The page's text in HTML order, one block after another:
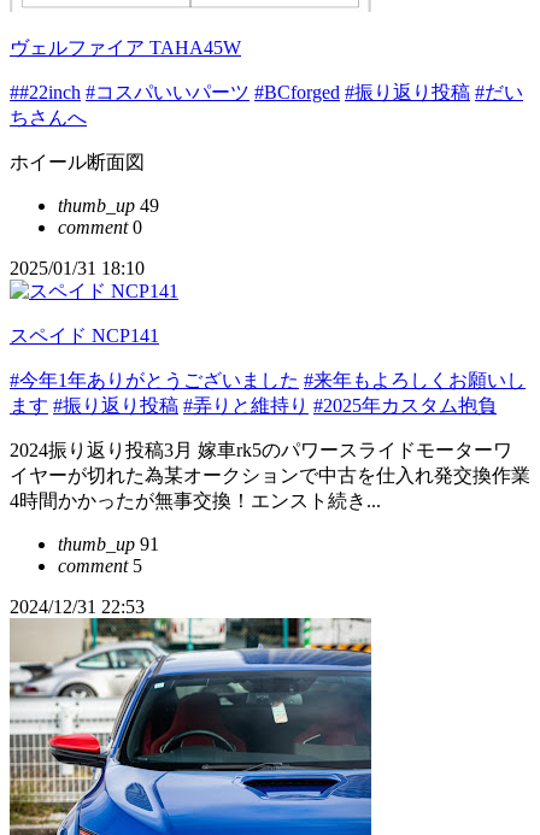
ヴェルファイア TAHA45W
##22inch #コスパいいパーツ #BCforged #振り返り投稿 #だい
ちさんへ
ホイール断面図
thumb_up 49
comment0
2025/01/31 18:10
スペイド NCP141
#今年1年ありがとうございました #来年もよろしくお願いし
ます #振り返り投稿 #弄りと維持り #2025年カスタム抱負
2024振り返り投稿3月 嫁車rk5のパワースライドモーターワ
イヤーが切れた為某オークションで中古を仕入れ発交換作業
4時間かかったが無事交換！エンスト続き...
thumb_up 91
comment5
2024/12/31 22:53